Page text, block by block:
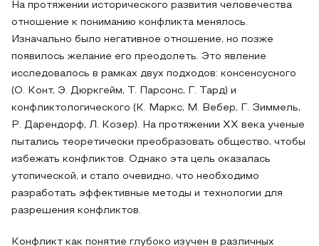
На протяжении исторического развития человечества
отношение к пониманию конфликта менялось.
Изначально было негативное отношение, но позже
появилось желание его преодолеть. Это явление
исследовалось в рамках двух подходов: консенсусного
(О. Конт, Э. Дюркгейм, Т. Парсонс, Г. Тард) и
конфликтологического (К. Маркс, М. Вебер, Г. Зиммель,
Р. Дарендорф, Л. Козер). На протяжении XX века ученые
пытались теоретически преобразовать общество, чтобы
избежать конфликтов. Однако эта цель оказалась
утопической, и стало очевидно, что необходимо
разработать эффективные методы и технологии для
разрешения конфликтов.
Конфликт как понятие глубоко изучен в различных